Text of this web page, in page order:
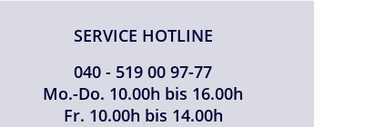
SERVICE HOTLINE
040 - 519 00 97-77
Mo.-Do. 10.00h bis 16.00h
Fr. 10.00h bis 14.00h